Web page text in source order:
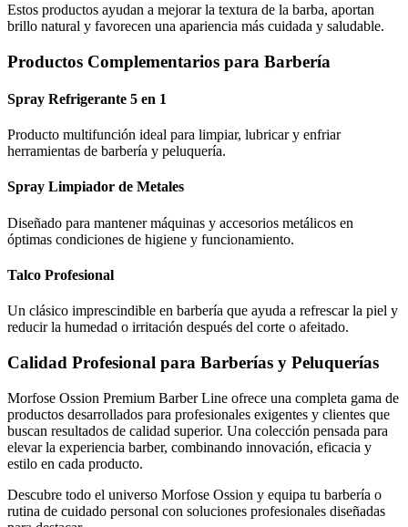
Estos productos ayudan a mejorar la textura de la barba, aportan
brillo natural y favorecen una apariencia más cuidada y saludable.
Productos Complementarios para Barbería
Spray Refrigerante 5 en 1
Producto multifunción ideal para limpiar, lubricar y enfriar
herramientas de barbería y peluquería.
Spray Limpiador de Metales
Diseñado para mantener máquinas y accesorios metálicos en
óptimas condiciones de higiene y funcionamiento.
Talco Profesional
Un clásico imprescindible en barbería que ayuda a refrescar la piel y
reducir la humedad o irritación después del corte o afeitado.
Calidad Profesional para Barberías y Peluquerías
Morfose Ossion Premium Barber Line ofrece una completa gama de
productos desarrollados para profesionales exigentes y clientes que
buscan resultados de calidad superior. Una colección pensada para
elevar la experiencia barber, combinando innovación, eficacia y
estilo en cada producto.
Descubre todo el universo Morfose Ossion y equipa tu barbería o
rutina de cuidado personal con soluciones profesionales diseñadas